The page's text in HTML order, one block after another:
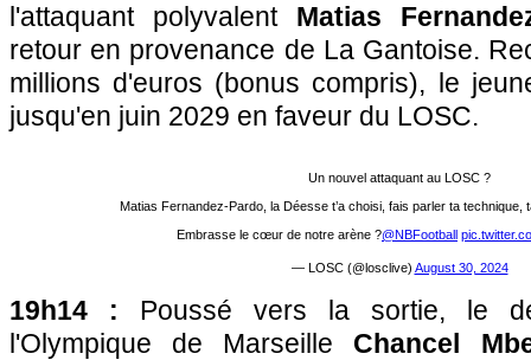
l'attaquant polyvalent Matias
retour en provenance de La Gantoise.
millions d'euros (bonus compris), le
jusqu'en juin 2029 en faveur du LOSC.
Un nouvel attaquant au LOSC ?
Matias Fernandez-Pardo, la Déesse t’a choisi, fais parler ta technique,
Embrasse le cœur de notre arène ?@NBFootball
— LOSC (@losclive) August 30, 2024
19h14 : Poussé vers la sortie, le
l'Olympique de Marseille Chancel